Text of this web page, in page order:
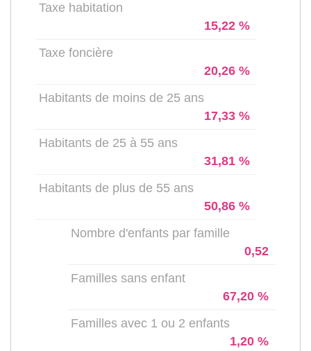
Taxe habitation
15,22 %
Taxe foncière
20,26 %
Habitants de moins de 25 ans
17,33 %
Habitants de 25 à 55 ans
31,81 %
Habitants de plus de 55 ans
50,86 %
Nombre d'enfants par famille
0,52
Familles sans enfant
67,20 %
Familles avec 1 ou 2 enfants
1,20 %